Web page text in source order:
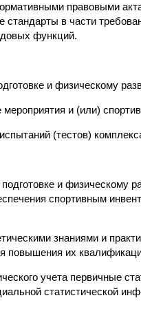
правовыми
в части
функций.
и физическому
и (или)
(тестов)
и физическому
спортивным
знаниями и
повышения их
учета первичные
статистической